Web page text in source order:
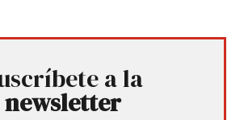
a la
newsletter